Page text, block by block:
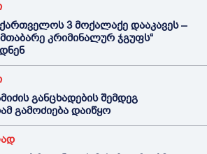
3 მოქალაქე დააკავეს –
კრიმინალურ ჯგუფს“
განცხადების შემდეგ
გამოძიება დაიწყო